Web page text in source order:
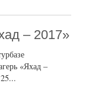
– 2017»
«Яхад –